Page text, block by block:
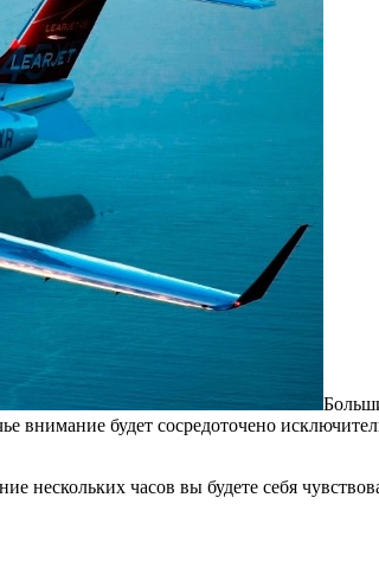
будет сосредоточено
нескольких часов вы будете себя